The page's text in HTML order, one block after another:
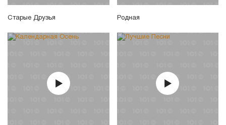
Старые Друзья Родная